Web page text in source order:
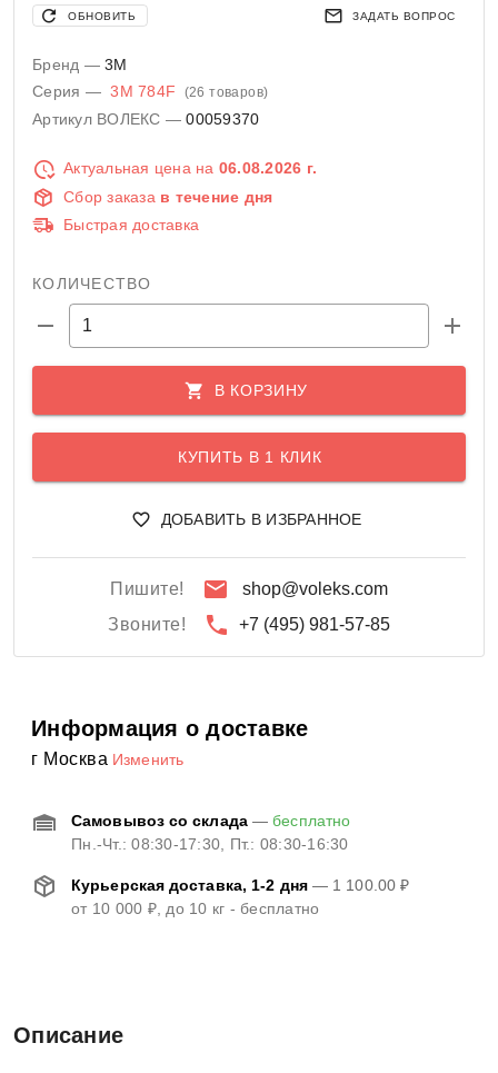
ОБНОВИТЬ ЗАДАТЬ ВОПРОС
Бренд — 3M
Серия — 3M 784F (26 товаров)
Артикул ВОЛЕКС —00059370
Актуальная цена на 06.08.2026 г.
Сбор заказа в течение дня
Быстрая доставка
КОЛИЧЕСТВО
В КОРЗИНУ
КУПИТЬ В 1 КЛИК
ДОБАВИТЬ В ИЗБРАННОЕ
Пишите!
shop@voleks.com
Звоните!
+7 (495) 981-57-85
Информация о доставке
г Москва Изменить
Самовывоз со склада—бесплатно
Пн.-Чт.: 08:30-17:30, Пт.: 08:30-16:30
Курьерская доставка, 1-2 дня— 1 100.00 ₽
от 10 000 ₽, до 10 кг - бесплатно
Описание